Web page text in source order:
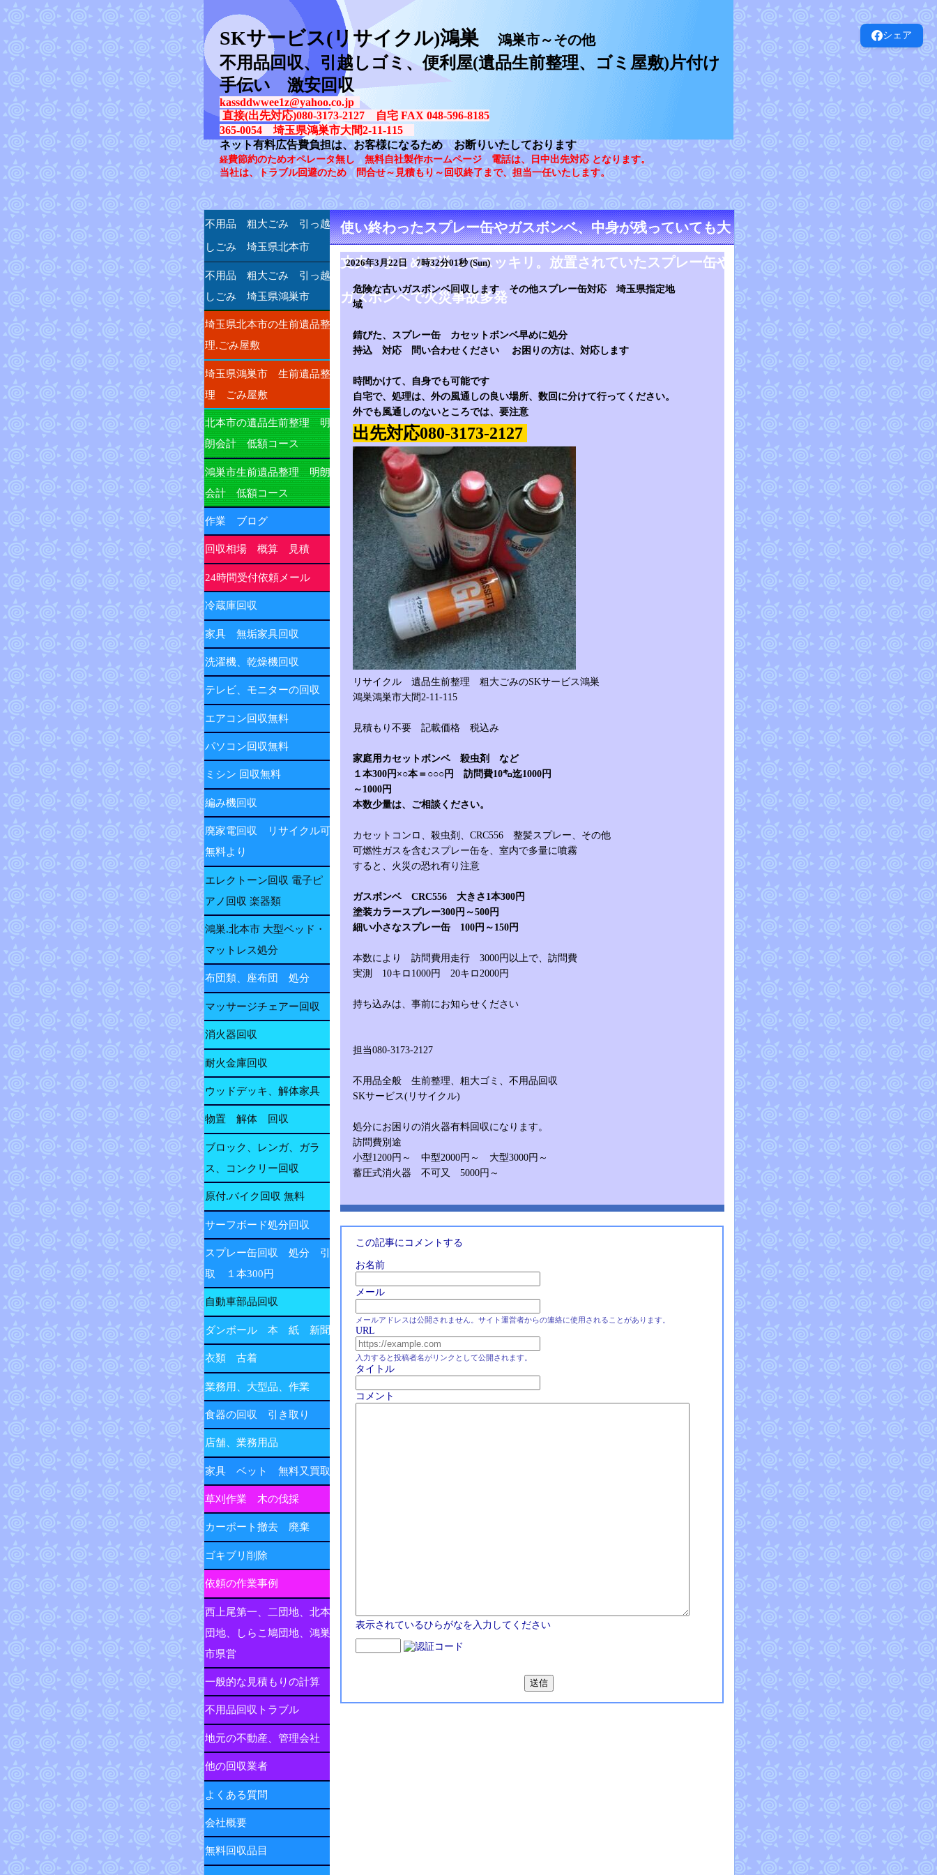
シェア
SKサービス(リサイクル)鴻巣 鴻巣市～その他
不用品回収、引越しゴミ、便利屋(遺品生前整理、ゴミ屋敷)片付け
手伝い 激安回収
kassddwwee1z@yahoo.co.jp
直接(出先対応)080-3173-2127 自宅 FAX 048-596-8185
365-0054 埼玉県鴻巣市大間2-11-115
ネット有料広告費負担は、お客様になるため お断りいたしております
経費節約のためオペレータ無し 無料自社製作ホームページ 電話は、日中出先対応 となります。
当社は、トラブル回避のため 問合せ～見積もり～回収終了まで、担当一任いたします。
使い終わったスプレー缶やガスボンベ、中身が残っていても大
丈夫。まとめて送ってスッキリ。放置されていたスプレー缶や
ガスボンベで火災事故多発
2026年3月22日 7時32分01秒 (Sun)
危険な古いガスボンベ回収します その他スプレー缶対応 埼玉県指定地
域
錆びた、スプレー缶 カセットボンベ早めに処分
持込 対応 問い合わせください お困りの方は、対応します
時間かけて、自身でも可能です
自宅で、処理は、外の風通しの良い場所、数回に分けて行ってください。
外でも風通しのないところでは、要注意
出先対応080-3173-2127
リサイクル 遺品生前整理 粗大ごみのSKサービス鴻巣
鴻巣鴻巣市大間2-11-115
見積もり不要 記載価格 税込み
家庭用カセットボンベ 殺虫剤 など
１本300円×○本＝○○○円 訪問費10㌔迄1000円
～1000円
本数少量は、ご相談ください。
カセットコンロ、殺虫剤、CRC556 整髪スプレー、その他
可燃性ガスを含むスプレー缶を、室内で多量に噴霧
すると、火災の恐れ有り注意
ガスボンベ CRC556 大きさ1本300円
塗装カラースプレー300円～500円
細い小さなスプレー缶 100円～150円
本数により 訪問費用走行 3000円以上で、訪問費
実測 10キロ1000円 20キロ2000円
持ち込みは、事前にお知らせください
担当080-3173-2127
不用品全般 生前整理、粗大ゴミ、不用品回収
SKサービス(リサイクル)
処分にお困りの消火器有料回収になります。
訪問費別途
小型1200円～ 中型2000円～ 大型3000円～
蓄圧式消火器 不可又 5000円～
この記事にコメントする
お名前
メール
メールアドレスは公開されません。サイト運営者からの連絡に使用されることがあります。
URL
入力すると投稿者名がリンクとして公開されます。
タイトル
コメント
表示されているひらがなを入力してください
不用品 粗大ごみ 引っ越
しごみ 埼玉県北本市
不用品 粗大ごみ 引っ越
しごみ 埼玉県鴻巣市
埼玉県北本市の生前遺品整
理.ごみ屋敷
埼玉県鴻巣市 生前遺品整
理 ごみ屋敷
北本市の遺品生前整理 明
朗会計 低額コース
鴻巣市生前遺品整理 明朗
会計 低額コース
作業 ブログ
回収相場 概算 見積
24時間受付依頼メール
冷蔵庫回収
家具 無垢家具回収
洗濯機、乾燥機回収
テレビ、モニターの回収
エアコン回収無料
パソコン回収無料
ミシン 回収無料
編み機回収
廃家電回収 リサイクル可
無料より
エレクトーン回収 電子ピ
アノ回収 楽器類
鴻巣.北本市 大型ベッド・
マットレス処分
布団類、座布団 処分
マッサージチェアー回収
消火器回収
耐火金庫回収
ウッドデッキ、解体家具
物置 解体 回収
ブロック、レンガ、ガラ
ス、コンクリー回収
原付.バイク回収 無料
サーフボード処分回収
スプレー缶回収 処分 引
取 １本300円
自動車部品回収
ダンボール 本 紙 新聞
衣類 古着
業務用、大型品、作業
食器の回収 引き取り
店舗、業務用品
家具 ベット 無料又買取
草刈作業 木の伐採
カーポート撤去 廃棄
ゴキブリ削除
依頼の作業事例
西上尾第一、二団地、北本
団地、しらこ鳩団地、鴻巣
市県営
一般的な見積もりの計算
不用品回収トラブル
地元の不動産、管理会社
他の回収業者
よくある質問
会社概要
無料回収品目